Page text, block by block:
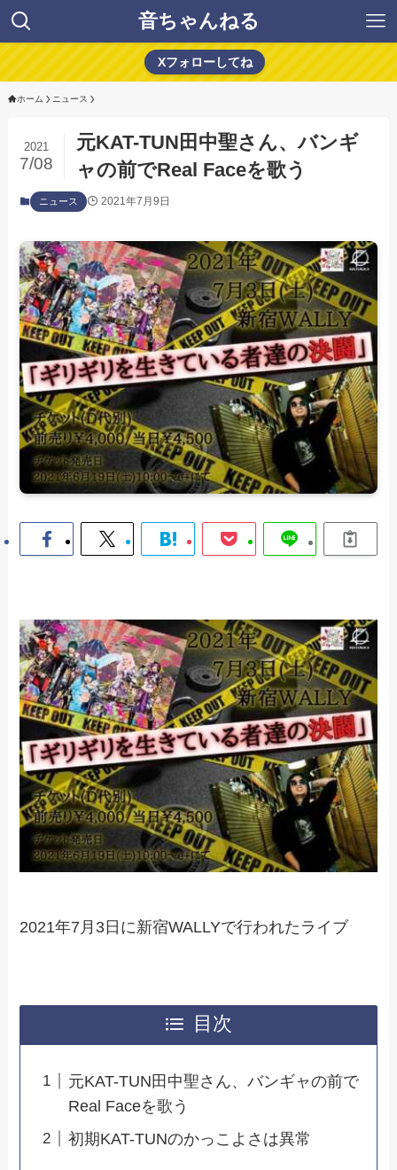
音ちゃんねる
Xフォローしてね
ホーム ニュース
元KAT-TUN田中聖さん、バンギ
ャの前でReal Faceを歌う
2021
7/08
ニュース 2021年7月9日
2021年7月3日に新宿WALLYで行われたライブ
目次
元KAT-TUN田中聖さん、バンギャの前で
Real Faceを歌う
初期KAT-TUNのかっこよさは異常